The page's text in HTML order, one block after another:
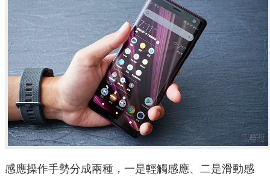
感應操作手勢分成兩種，一是輕觸感應、二是滑動感